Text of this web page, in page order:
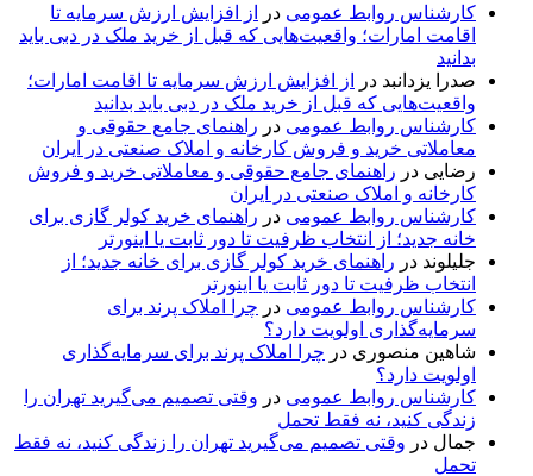
کارشناس روابط عمومی در
از افزایش ارزش سرمایه تا
اقامت امارات؛ واقعیت‌هایی که قبل از خرید ملک در دبی باید
بدانید
صدرا یزدانبد در
از افزایش ارزش سرمایه تا اقامت امارات؛
واقعیت‌هایی که قبل از خرید ملک در دبی باید بدانید
کارشناس روابط عمومی در راهنمای جامع حقوقی و
معاملاتی خرید و فروش کارخانه و املاک صنعتی در ایران
رضایی در راهنمای جامع حقوقی و معاملاتی خرید و فروش
کارخانه و املاک صنعتی در ایران
کارشناس روابط عمومی در راهنمای خرید کولر گازی برای
خانه جدید؛ از انتخاب ظرفیت تا دور ثابت یا اینورتر
جلیلوند در راهنمای خرید کولر گازی برای خانه جدید؛ از
انتخاب ظرفیت تا دور ثابت یا اینورتر
کارشناس روابط عمومی در چرا املاک پرند برای
سرمایه‌گذاری اولویت دارد؟
شاهین منصوری در چرا املاک پرند برای سرمایه‌گذاری
اولویت دارد؟
کارشناس روابط عمومی در وقتی تصمیم می‌گیرید تهران را
زندگی کنید، نه فقط تحمل
جمال در وقتی تصمیم می‌گیرید تهران را زندگی کنید، نه فقط
تحمل